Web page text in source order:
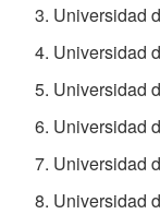
Universidad
Universidad
Universidad
Universidad
Universidad
Universidad